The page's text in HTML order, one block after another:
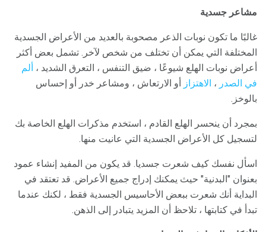
مشاعر جسدية
غالبًا ما تكون نوبات الذعر مصحوبة بالعديد من الأعراض الجسدية
المختلفة التي يمكن أن تختلف من شخص لآخر. تشمل بعض أكثر
أعراض نوبات الهلع شيوعًا ، ضيق التنفس ، التعرق الشديد ، ألم
في الصدر ، الاهتزاز أو الارتعاش ، ومشاعر خدر أو إحساس
بالوخز.
بمجرد أن ينحسر الهلع القادم ، استخدم مذكرات الهلع الخاصة بك
لتسجيل كل الأعراض الجسدية التي عانيت منها.
اسأل نفسك كيف شعرت جسديا. قد يكون من المفيد إنشاء عمود
بعنوان "البدنية" حيث يمكنك إدراج جميع الأعراض. قد تعتقد في
البداية أنك شعرت ببعض الأحاسيس الجسدية فقط ، لكنك عندما
تبدأ في كتابتها ، تلاحظ أن المزيد يتبادر إلى الذهن.